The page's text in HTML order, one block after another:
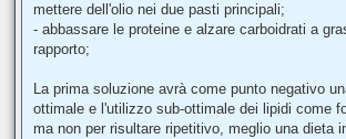
mettere dell'olio nei due pasti principali;
- abbassare le proteine e alzare carboidrati a
rapporto;
La prima soluzione avrà come punto negativo
ottimale e l'utilizzo sub-ottimale dei lipidi come
ma non per risultare ripetitivo, meglio una dieta